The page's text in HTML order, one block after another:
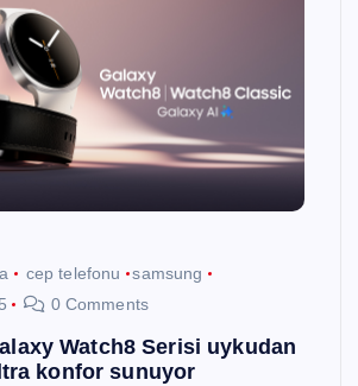
cep telefonu
samsung
0 Comments
Watch8 Serisi uykudan
konfor sunuyor